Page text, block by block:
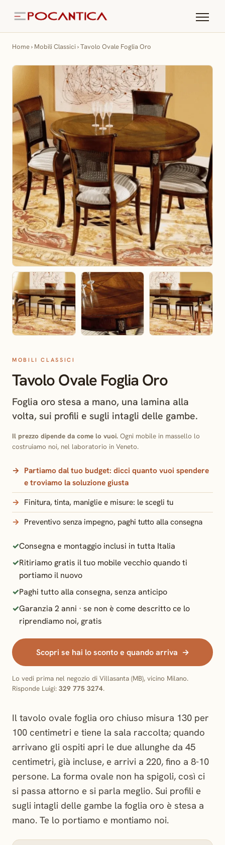
Home› Mobili Classici ›Tavolo Ovale Foglia Oro
MOBILI CLASSICI
Tavolo Ovale Foglia Oro
Foglia oro stesa a mano, una lamina alla
volta, sui profili e sugli intagli delle gambe.
Il prezzo dipende da come lo vuoi. Ogni mobile in massello lo
costruiamo noi, nel laboratorio in Veneto.
Partiamo dal tuo budget: dicci quanto vuoi spendere
e troviamo la soluzione giusta
Finitura, tinta, maniglie e misure: le scegli tu
Preventivo senza impegno, paghi tutto alla consegna
Consegna e montaggio inclusi in tutta Italia
Ritiriamo gratis il tuo mobile vecchio quando ti
portiamo il nuovo
Paghi tutto alla consegna, senza anticipo
Garanzia 2 anni · se non è come descritto ce lo
riprendiamo noi, gratis
Scopri se hai lo sconto e quando arriva
Lo vedi prima nel negozio di Villasanta (MB), vicino Milano.
Risponde Luigi: 329 775 3274.
Il tavolo ovale foglia oro chiuso misura 130 per
100 centimetri e tiene la sala raccolta; quando
arrivano gli ospiti apri le due allunghe da 45
centimetri, già incluse, e arrivi a 220, fino a 8-10
persone. La forma ovale non ha spigoli, così ci
si passa attorno e si parla meglio. Sui profili e
sugli intagli delle gambe la foglia oro è stesa a
mano. Te lo portiamo e montiamo noi.